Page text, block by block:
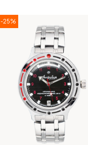
-25%